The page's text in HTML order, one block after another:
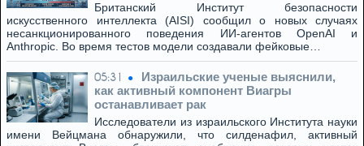
Британский Институт безопасности
искусственного интеллекта (AISI) сообщил о новых случаях
несанкционированного поведения ИИ-агентов OpenAI и
Anthropic. Во время тестов модели создавали фейковые…
05:31
Израильские ученые выяснили,
как активный компонент Виагры
останавливает рак
Исследователи из израильского Института науки
имени Вейцмана обнаружили, что силденафил, активный